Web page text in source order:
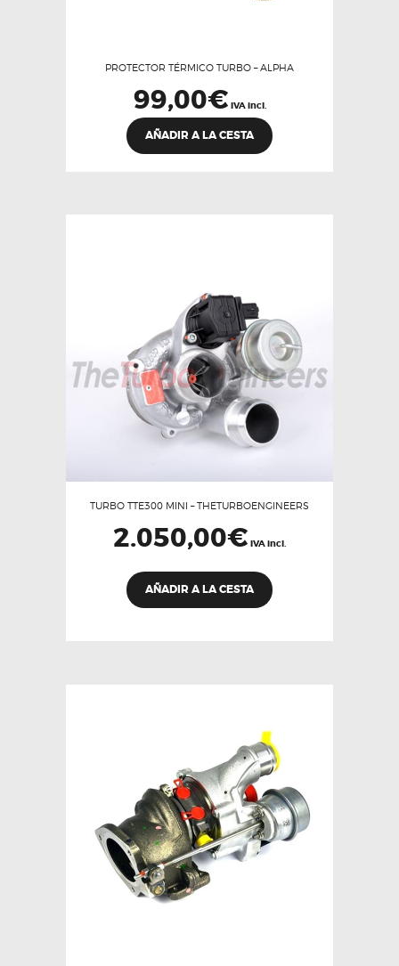
PROTECTOR TÉRMICO TURBO – ALPHA
99,00€ IVA incl.
AÑADIR A LA CESTA
TURBO TTE300 MINI – THETURBOENGINEERS
2.050,00€ IVA incl.
AÑADIR A LA CESTA